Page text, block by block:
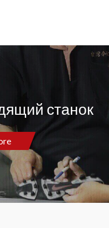
станок